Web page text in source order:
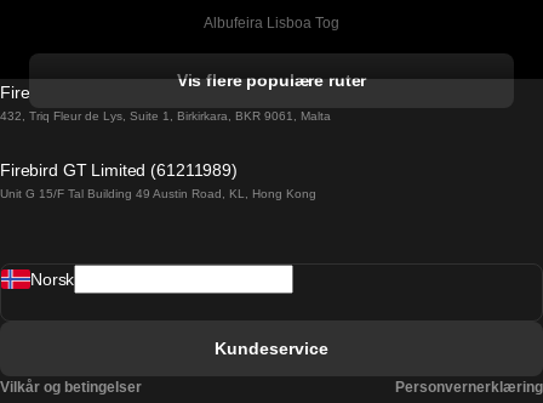
Albufeira Lisboa Tog
Barcelona Madrid Tog
Barcelona Sevilla Tog
Vis flere populære ruter
Firebird GT Limited (OC 1451)
432, Triq Fleur de Lys, Suite 1, Birkirkara, BKR 9061, Malta
Firebird GT Limited (61211989)
Unit G 15/F Tal Building 49 Austin Road, KL, Hong Kong
Norsk
Kundeservice
Vilkår og betingelser Personvernerklæring